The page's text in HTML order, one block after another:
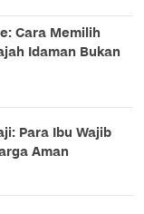
Cara Memilih
Idaman Bukan
Para Ibu Wajib
Aman